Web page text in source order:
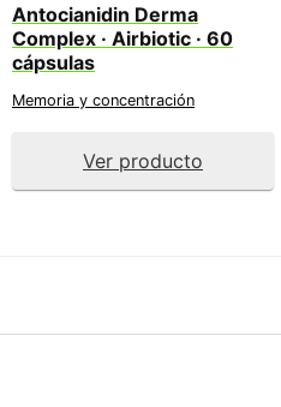
Antocianidin Derma
Complex · Airbiotic · 60
cápsulas
Memoria y concentración
Ver producto